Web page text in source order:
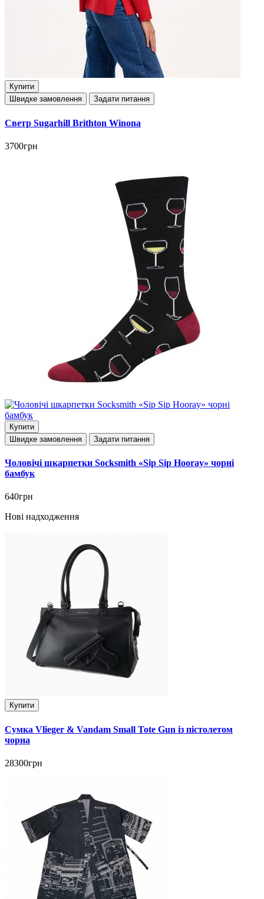
Купити
Швидке замовлення
Задати питання
Светр Sugarhill Brithton Winona
3700грн
Купити
Швидке замовлення
Задати питання
Чоловічі шкарпетки Socksmith «Sip Sip Hooray» чорні
бамбук
640грн
Нові надходження
Купити
Сумка Vlieger & Vandam Small Tote Gun із пістолетом
чорна
28300грн